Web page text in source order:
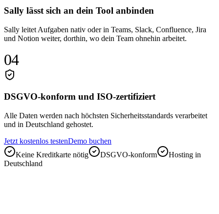
Sally lässt sich an dein Tool anbinden
Sally leitet Aufgaben nativ oder in Teams, Slack, Confluence, Jira
und Notion weiter, dorthin, wo dein Team ohnehin arbeitet.
04
DSGVO-konform und ISO-zertifiziert
Alle Daten werden nach höchsten Sicherheitsstandards verarbeitet
und in Deutschland gehostet.
Jetzt kostenlos testenDemo buchen
Keine Kreditkarte nötig
DSGVO-konform
Hosting in
Deutschland